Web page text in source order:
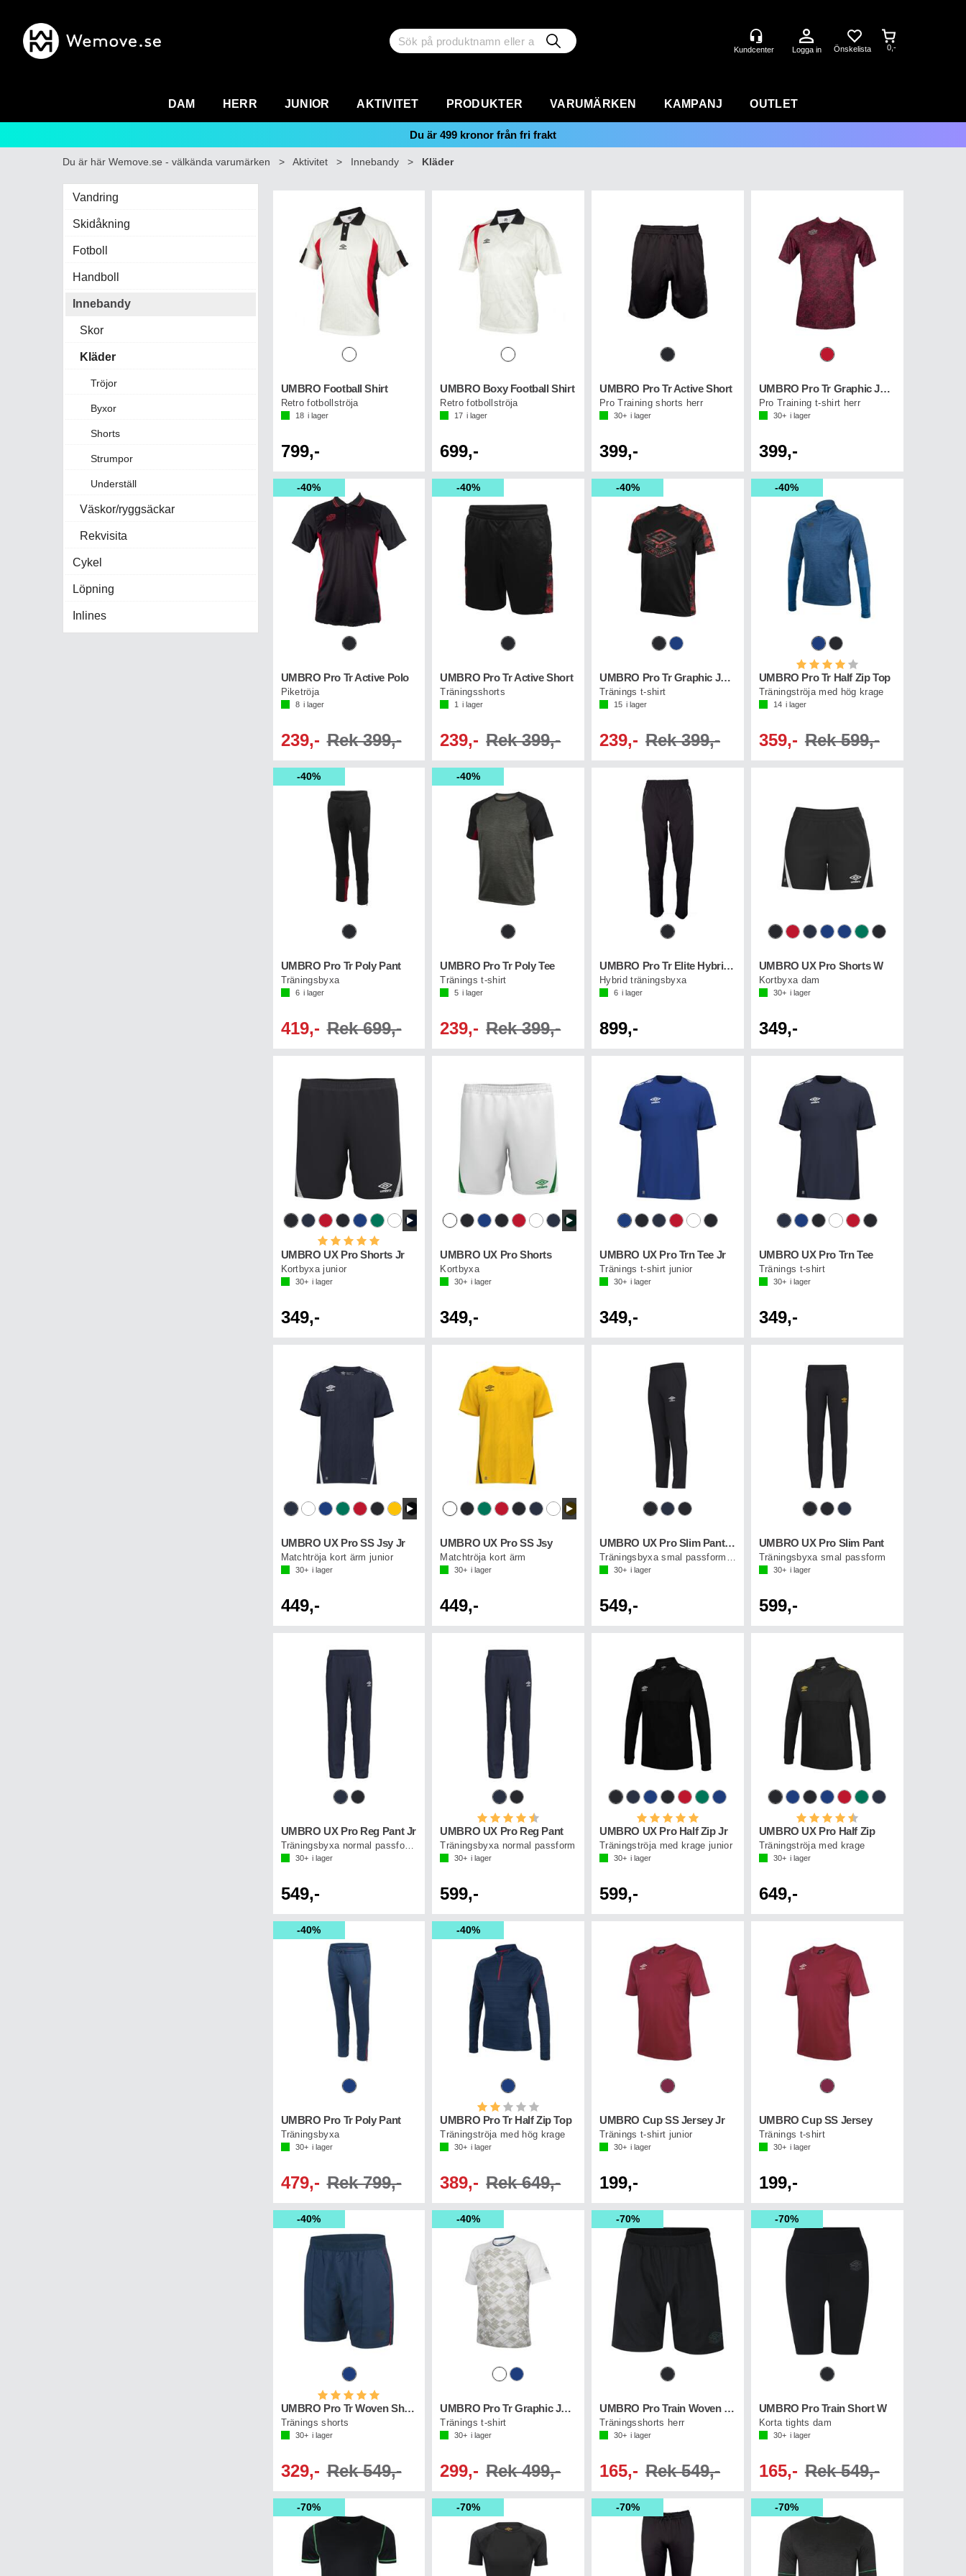
Logga in 0,-
DAM HERR JUNIOR AKTIVITET PRODUKTER VARUMÄRKEN KAMPANJ OUTLET
Du är 499 kronor från fri frakt
Du är här Wemove.se - välkända varumärken > Aktivitet > Innebandy > Kläder
Vandring
Skidåkning
Fotboll
Handboll
Innebandy
Skor
Kläder
Tröjor
Byxor
Shorts
Strumpor
Underställ
Väskor/ryggsäckar
Rekvisita
Cykel
Löpning
Inlines
UMBRO Football Shirt
Retro fotbollströja
18 i lager
799,-
UMBRO Boxy Football Shirt
Retro fotbollströja
17 i lager
699,-
UMBRO Pro Tr Active Short
Pro Training shorts herr
30+ i lager
399,-
UMBRO Pro Tr Graphic Jersey
Pro Training t-shirt herr
30+ i lager
399,-
40%
UMBRO Pro Tr Active Polo
Piketröja
8 i lager
239,- Rek 399,-
40%
UMBRO Pro Tr Active Short
Träningsshorts
1 i lager
239,- Rek 399,-
40%
UMBRO Pro Tr Graphic Jersey
Tränings t-shirt
15 i lager
239,- Rek 399,-
40%
Betyg:
UMBRO Pro Tr Half Zip Top
Träningströja med hög krage
14 i lager
359,- Rek 599,-
40%
UMBRO Pro Tr Poly Pant
Träningsbyxa
6 i lager
419,- Rek 699,-
40%
UMBRO Pro Tr Poly Tee
Tränings t-shirt
5 i lager
239,- Rek 399,-
UMBRO Pro Tr Elite Hybrid Pant
Hybrid träningsbyxa
6 i lager
899,-
UMBRO UX Pro Shorts W
Kortbyxa dam
30+ i lager
349,-
Betyg:
UMBRO UX Pro Shorts Jr
Kortbyxa junior
30+ i lager
349,-
UMBRO UX Pro Shorts
Kortbyxa
30+ i lager
349,-
UMBRO UX Pro Trn Tee Jr
Tränings t-shirt junior
30+ i lager
349,-
UMBRO UX Pro Trn Tee
Tränings t-shirt
30+ i lager
349,-
UMBRO UX Pro SS Jsy Jr
Matchtröja kort ärm junior
30+ i lager
449,-
UMBRO UX Pro SS Jsy
Matchtröja kort ärm
30+ i lager
449,-
UMBRO UX Pro Slim Pant Jr
30+ i lager
549,-
UMBRO UX Pro Slim Pant
Träningsbyxa smal passform
30+ i lager
599,-
UMBRO UX Pro Reg Pant Jr
Träningsbyxa normal passform junior
30+ i lager
549,-
Betyg:
UMBRO UX Pro Reg Pant
Träningsbyxa normal passform
30+ i lager
599,-
Betyg:
UMBRO UX Pro Half Zip Jr
Träningströja med krage junior
30+ i lager
599,-
Betyg:
UMBRO UX Pro Half Zip
Träningströja med krage
30+ i lager
649,-
40%
UMBRO Pro Tr Poly Pant
Träningsbyxa
30+ i lager
479,- Rek 799,-
40%
Betyg:
UMBRO Pro Tr Half Zip Top
Träningströja med hög krage
30+ i lager
389,- Rek 649,-
UMBRO Cup SS Jersey Jr
Tränings t-shirt junior
30+ i lager
199,-
UMBRO Cup SS Jersey
Tränings t-shirt
30+ i lager
199,-
40%
Betyg:
UMBRO Pro Tr Woven Short
Tränings shorts
30+ i lager
329,- Rek 549,-
40%
UMBRO Pro Tr Graphic Jersey
Tränings t-shirt
30+ i lager
299,- Rek 499,-
70%
UMBRO Pro Train Woven Short
Träningsshorts herr
30+ i lager
165,- Rek 549,-
70%
UMBRO Pro Train Short W
Korta tights dam
30+ i lager
165,- Rek 549,-
70% 70% 70% 70%